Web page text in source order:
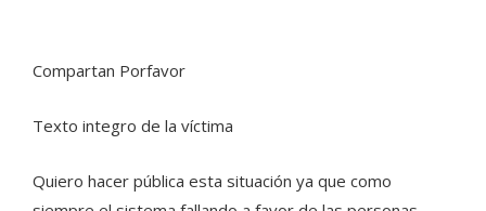
Compartan Porfavor
Texto integro de la víctima
Quiero hacer pública esta situación ya que como